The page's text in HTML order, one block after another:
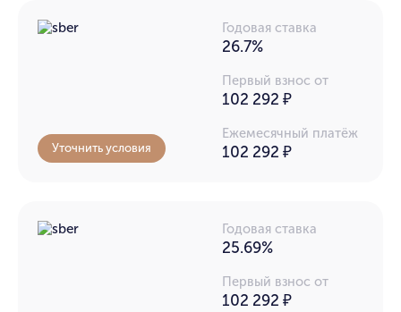
Годовая ставка
26.7%
Первый взнос от
102 292 ₽
Ежемесячный платёж
102 292 ₽
Уточнить условия
Годовая ставка
25.69%
Первый взнос от
102 292 ₽